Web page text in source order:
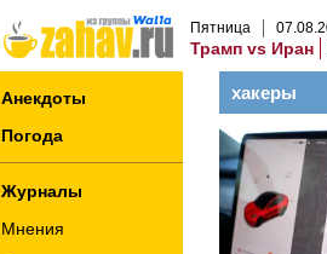
Пятница 07.08.
Трамп vs Иран
Анекдоты
Погода
Журналы
Мнения
хакеры